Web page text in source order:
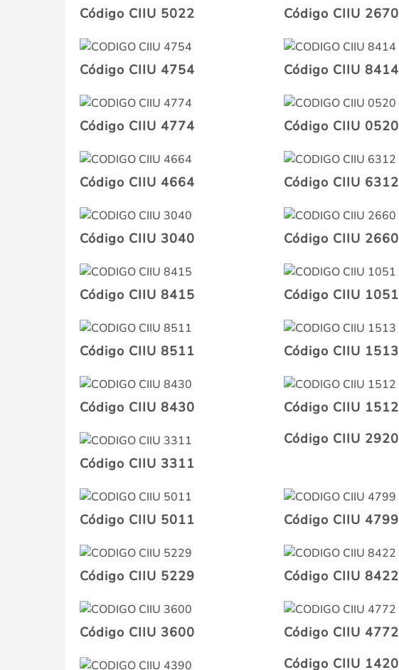
Código CIIU 5022 Código CIIU 2670
Código CIIU 4754 Código CIIU 8414
Código CIIU 4774 Código CIIU 0520
Código CIIU 4664 Código CIIU 6312
Código CIIU 3040 Código CIIU 2660
Código CIIU 8415 Código CIIU 1051
Código CIIU 8511 Código CIIU 1513
Código CIIU 8430 Código CIIU 1512
Código CIIU 3311
Código CIIU 2920
Código CIIU 5011 Código CIIU 4799
Código CIIU 5229 Código CIIU 8422
Código CIIU 3600 Código CIIU 4772
Código CIIU 1420